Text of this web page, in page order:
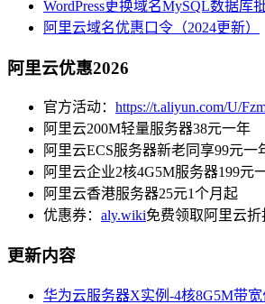
WordPress更换域名MySQL数据库
阿里云域名优惠口令（2024更新）
阿里云优惠2026
官方活动： https://t.aliyun.com/U/
阿里云200M轻量服务器38元一年
阿里云ECS服务器新老同享99元一
阿里云企业2核4G5M服务器199元
阿里云香港服务器25元1个月起
优惠券： aly.wiki免费领取阿里云
更新内容
华为云服务器X实例-4核8G5M带